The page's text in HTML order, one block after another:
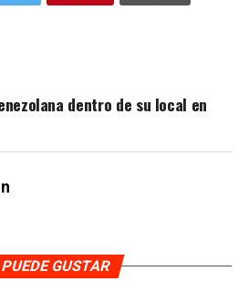
dentro de su local en
GUSTAR